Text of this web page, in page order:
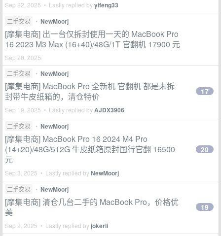
Sep 22, 2025 • Lastly replied byyifeng33
二手交易 • NewMoorj
[摩集电商] 出一台仅拆封使用一天的 MacBook Pro
16 2023 M3 Max (16+40)/48G/1T 官翻机 17900 元
Sep 20, 2025
二手交易
• NewMoorj
[摩集电商] MacBook Pro 全新机 官翻机 都是未拆
封带牛皮纸箱的，清仓特价
Sep 19, 2025 • Lastly replied byAJDX3906
17
二手交易 • NewMoorj
[摩集电商] MacBook Pro 16 2024 M4 Pro
(14+20)/48G/512G 牛皮纸箱原封国行官翻 16500
元
Sep 3, 2025 • Lastly replied byNewMoorj
20
二手交易 • NewMoorj
[摩集电商] 清仓几台二手的 MacBook Pro，价格优
美
Sep 2, 2025 • Lastly replied by jokerli
19